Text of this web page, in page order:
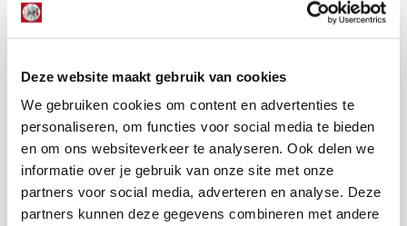
Deze website maakt gebruik van cookies
We gebruiken cookies om content en advertenties te
personaliseren, om functies voor social media te bieden
en om ons websiteverkeer te analyseren. Ook delen we
informatie over je gebruik van onze site met onze
partners voor social media, adverteren en analyse. Deze
partners kunnen deze gegevens combineren met andere
Vanuit de speler geredeneerd, is zijn wens om
speelminuten te maken volkomen begrijpelijk. Vanuit de
verluidt 3 miljoen euro) en de opvolging van een goede
vraag op wie Van Rhijn weer zal gaan opvolgen.
Om maar te zwijgen wat de gevolgen zijn als Kenny Tete
niet meer preventief met een zak ijs om zijn enkel zit...
Sander Zeldenrijk